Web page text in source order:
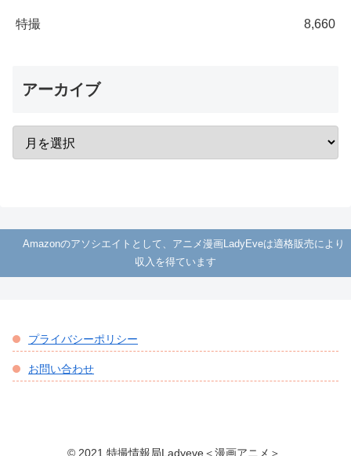
特撮 8,660
アーカイブ
Amazonのアソシエイトとして、アニメ漫画LadyEveは適格販売により
収入を得ています
プライバシーポリシー
お問い合わせ
© 2021 特撮情報局Ladyeve＜漫画アニメ＞.